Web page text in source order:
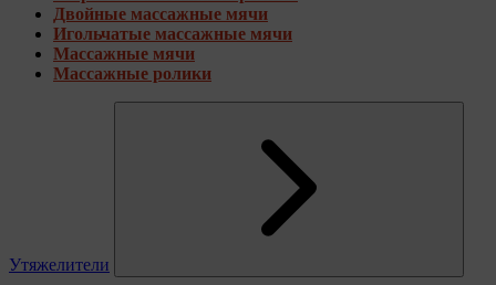
Двойные массажные мячи
Игольчатые массажные мячи
Массажные мячи
Массажные ролики
Утяжелители